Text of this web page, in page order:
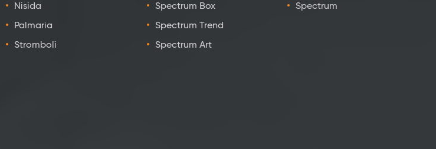
Nisida
Palmaria
Stromboli
Spectrum Box
Spectrum Trend
Spectrum Art
Spectrum